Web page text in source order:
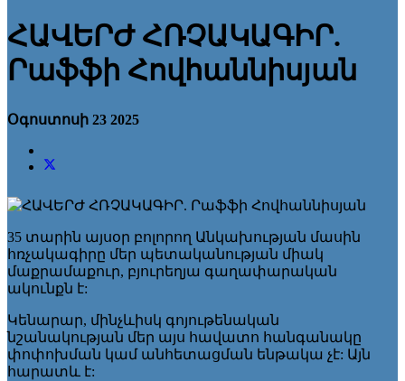
ՀԱՎԵՐԺ ՀՌՉԱԿԱԳԻՐ.
Րաֆֆի Հովհաննիսյան
Օգոստոսի 23 2025
35 տարին այսօր բոլորող Անկախության մասին
հռչակագիրը մեր պետականության միակ
մաքրամաքուր, բյուրեղյա գաղափարական
ակունքն է:
Կենարար, մինչևիսկ գոյութենական
նշանակության մեր այս հավատո հանգանակը
փոփոխման կամ անհետացման ենթակա չէ: Այն
հարատև է: